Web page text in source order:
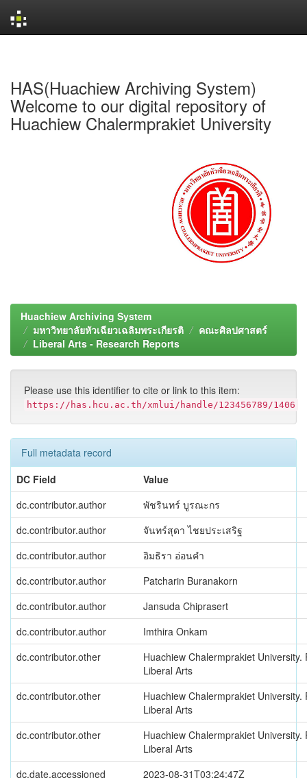
HAS(Huachiew Archiving System)
Welcome to our digital repository of
Huachiew Chalermprakiet University
Huachiew Archiving System
มหาวิทยาลัยหัวเฉียวเฉลิมพระเกียรติ
คณะศิลปศาสตร์
Liberal Arts - Research Reports
Please use this identifier to cite or link to this item:
https://has.hcu.ac.th/xmlui/handle/123456789/1406
Full metadata record
DC Field
Value
dc.contributor.author
พัชรินทร์ บูรณะกร
dc.contributor.author
จันทร์สุดา ไชยประเสริฐ
dc.contributor.author
อิมธิรา อ่อนคำ
dc.contributor.author
Patcharin Buranakorn
dc.contributor.author
Jansuda Chiprasert
dc.contributor.author
Imthira Onkam
dc.contributor.other
Huachiew Chalermprakiet University.
Liberal Arts
dc.contributor.other
Huachiew Chalermprakiet University.
Liberal Arts
dc.contributor.other
Huachiew Chalermprakiet University.
Liberal Arts
dc.date.accessioned
2023-08-31T03:24:47Z